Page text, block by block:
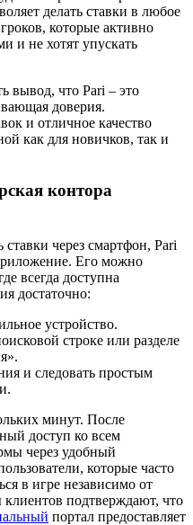
делать ставки в любое
которые активно
и не хотят упускать
вывод, что Pari – это
доверия.
и отличное качество
как для новичков, так и
контора
ставки через смартфон, Pari
Его можно
всегда доступна
достаточно:
устройство.
строке или разделе
и следовать простым
минут. После
доступ ко всем
через удобный
которые часто
в игре независимо от
подтверждают, что
портал предоставляет